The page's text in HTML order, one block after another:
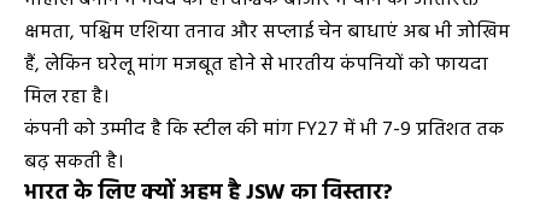
क्षमता, पश्चिम एशिया तनाव और सप्लाई चेन बाधाएं अब भी जोखिम
हैं, लेकिन घरेलू मांग मजबूत होने से भारतीय कंपनियों को फायदा
मिल रहा है।
कंपनी को उम्मीद है कि स्टील की मांग FY27 में भी 7-9 प्रतिशत तक
बढ़ सकती है।
भारत के लिए क्यों अहम है JSW का विस्तार?